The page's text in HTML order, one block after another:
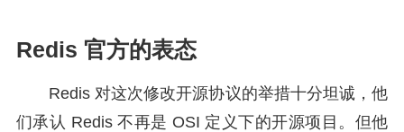
Redis 官方的表态
Redis 对这次修改开源协议的举措十分坦诚，他
们承认 Redis 不再是 OSI 定义下的开源项目。但他